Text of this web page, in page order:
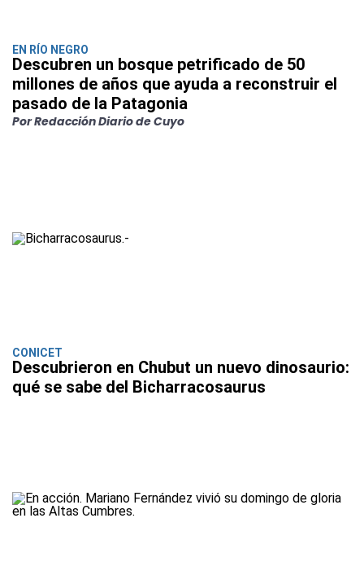
EN RÍO NEGRO
Descubren un bosque petrificado de 50
millones de años que ayuda a reconstruir el
pasado de la Patagonia
Por Redacción Diario de Cuyo
CONICET
Descubrieron en Chubut un nuevo dinosaurio:
qué se sabe del Bicharracosaurus